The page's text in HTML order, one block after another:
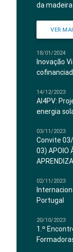
da
VER
18/01/2024
Inovação
14/12/2023
AI4PV:
energia
03/11/2023
Convite
03) APOIO
02/11/2023
Portugal
20/10/2023
1.º